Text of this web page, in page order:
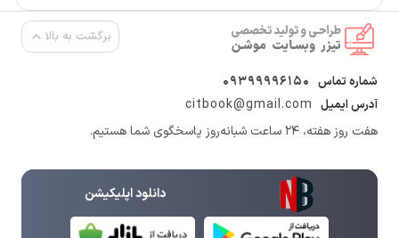
برگشت به بالا
شماره تماس 09399996150
آدرس ایمیل citbook@gmail.com
هفت روز هفته، ۲۴ ساعت شبانه‌روز پاسخگوی شما هستیم.
دانلود اپلیکیشن